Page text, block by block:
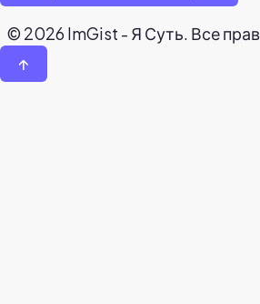
© 2026 ImGist - Я Суть. Все
↑